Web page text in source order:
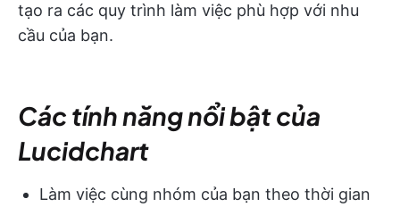
tạo ra các quy trình làm việc phù hợp với nhu
cầu của bạn.
Các tính năng nổi bật của
Lucidchart
Làm việc cùng nhóm của bạn theo thời gian